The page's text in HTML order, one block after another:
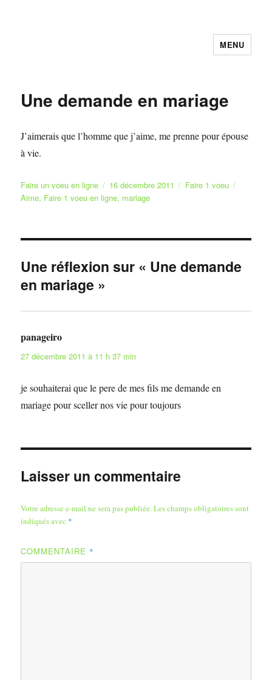
Faire et Ecrire un voeu gratuitement
MENU
Une demande en mariage
J’aimerais que l’homme que j’aime, me prenne pour épouse
à vie.
Auteur
Faire un voeu en ligne
Publié
le
16 décembre 2011 Catégories
Faire 1 voeu
Aime, Faire 1 voeu en ligne, mariage
Une réflexion sur « Une demande
en mariage »
panageiro
27 décembre 2011 à 11 h 37 min
je souhaiterai que le pere de mes fils me demande en
mariage pour sceller nos vie pour toujours
Laisser un commentaire
Votre adresse e-mail ne sera pas publiée.Les champs obligatoires sont
indiqués avec *
COMMENTAIRE *